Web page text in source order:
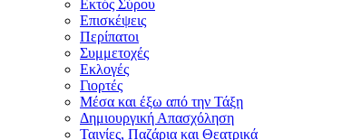
Εκτός Σύρου
Επισκέψεις
Περίπατοι
Συμμετοχές
Εκλογές
Γιορτές
Μέσα και έξω από την Τάξη
Δημιουργική Απασχόληση
Ταινίες, Παζάρια και Θεατρικά